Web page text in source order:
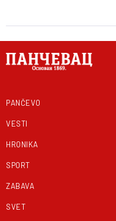
PANČEVO
VESTI
HRONIKA
SPORT
ZABAVA
SVET